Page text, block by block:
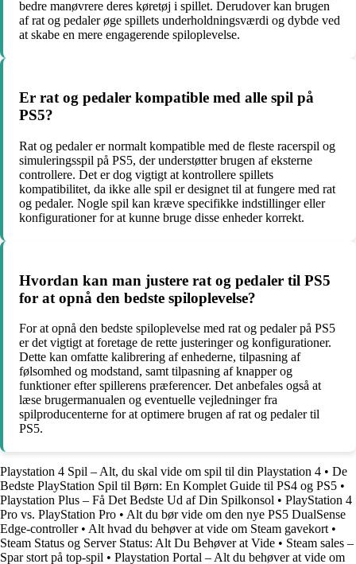
bedre manøvrere deres køretøj i spillet. Derudover kan brugen
af rat og pedaler øge spillets underholdningsværdi og dybde ved
at skabe en mere engagerende spiloplevelse.
Er rat og pedaler kompatible med alle spil på
PS5?
Rat og pedaler er normalt kompatible med de fleste racerspil og
simuleringsspil på PS5, der understøtter brugen af eksterne
controllere. Det er dog vigtigt at kontrollere spillets
kompatibilitet, da ikke alle spil er designet til at fungere med rat
og pedaler. Nogle spil kan kræve specifikke indstillinger eller
konfigurationer for at kunne bruge disse enheder korrekt.
Hvordan kan man justere rat og pedaler til PS5
for at opnå den bedste spiloplevelse?
For at opnå den bedste spiloplevelse med rat og pedaler på PS5
er det vigtigt at foretage de rette justeringer og konfigurationer.
Dette kan omfatte kalibrering af enhederne, tilpasning af
følsomhed og modstand, samt tilpasning af knapper og
funktioner efter spillerens præferencer. Det anbefales også at
læse brugermanualen og eventuelle vejledninger fra
spilproducenterne for at optimere brugen af rat og pedaler til
PS5.
Playstation 4 Spil – Alt, du skal vide om spil til din Playstation 4 • De
Bedste PlayStation Spil til Børn: En Komplet Guide til PS4 og PS5 •
Playstation Plus – Få Det Bedste Ud af Din Spilkonsol • PlayStation 4
Pro vs. PlayStation Pro • Alt du bør vide om den nye PS5 DualSense
Edge-controller• Alt hvad du behøver at vide om Steam gavekort •
Steam Status og Server Status: Alt Du Behøver at Vide • Steam sales –
Spar stort på top-spil • Playstation Portal – Alt du behøver at vide om